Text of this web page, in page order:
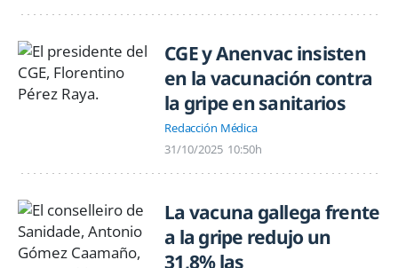
CGE y Anenvac insisten
en la vacunación contra
la gripe en sanitarios
Redacción Médica
31/10/2025 10:50h
La vacuna gallega frente
a la gripe redujo un
31,8% las